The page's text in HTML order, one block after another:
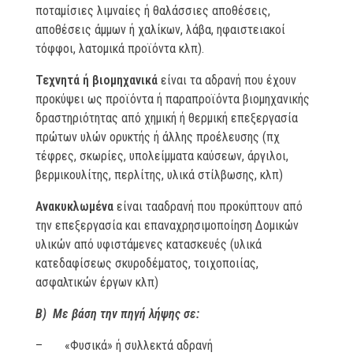
ποταμίσιες λιμναίες ή θαλάσσιες αποθέσεις,
αποθέσεις άμμων ή χαλίκων, λάβα, ηφαιστειακοί
τόφφοι, λατομικά προϊόντα κλπ).
Τεχνητά ή βιομηχανικά είναι τα αδρανή που έχουν
προκύψει ως προϊόντα ή παραπροϊόντα βιομηχανικής
δραστηριότητας από χημική ή θερμική επεξεργασία
πρώτων υλών ορυκτής ή άλλης προέλευσης (πχ
τέφρες, σκωρίες, υπολείμματα καύσεων, άργιλοι,
βερμικουλίτης, περλίτης, υλικά στίλβωσης, κλπ)
Ανακυκλωμένα είναι τααδρανή που προκύπτουν από
την επεξεργασία και επαναχρησιμοποίηση Δομικών
υλικών από υφιστάμενες κατασκευές (υλικά
κατεδαφίσεως σκυροδέματος, τοιχοποιίας,
ασφαλτικών έργων κλπ)
Β) Με βάση την πηγή λήψης σε:
– «Φυσικά» ή συλλεκτά αδρανή